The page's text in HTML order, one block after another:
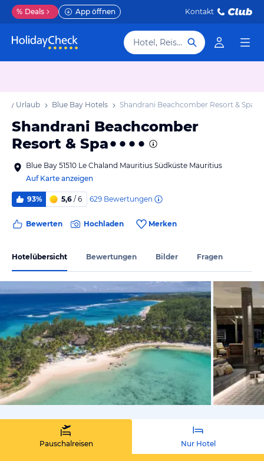
% Deals App öffnen Kontakt
Hotel, Reiseziel
Urlaub Blue Bay Hotels Shandrani Beachcomber Resort & Spa
Shandrani Beachcomber
Resort & Spa
Blue Bay 51510 Le Chaland Mauritius Südküste Mauritius
Auf Karte anzeigen
93% 5,6 / 6 629 Bewertungen
Bewerten Hochladen Merken
Hotelübersicht Bewertungen Bilder Fragen
vom
Pauschalreisen Nur Hotel